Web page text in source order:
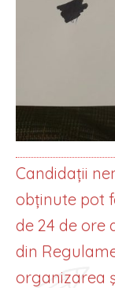
Candidații
obținute pot
de 24 de ore
din
organizarea